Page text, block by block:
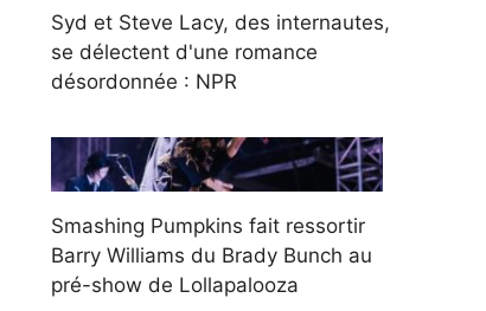
Syd et Steve Lacy, des internautes,
se délectent d'une romance
désordonnée : NPR
Smashing Pumpkins fait ressortir
Barry Williams du Brady Bunch au
pré-show de Lollapalooza